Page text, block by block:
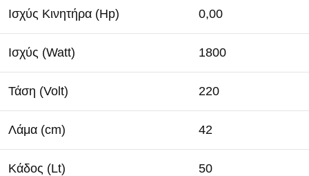
Ισχύς Κινητήρα (Hp) 0,00
Ισχύς (Watt) 1800
Τάση (Volt) 220
Λάμα (cm) 42
Κάδος (Lt) 50